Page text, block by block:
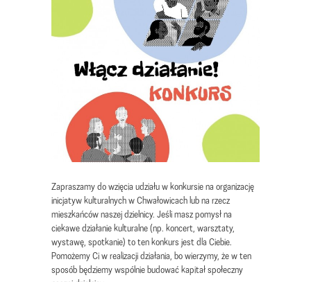
Zapraszamy do wzięcia udziału w konkursie na organizację
inicjatyw kulturalnych w Chwałowicach lub na rzecz
mieszkańców naszej dzielnicy. Jeśli masz pomysł na
ciekawe działanie kulturalne (np. koncert, warsztaty,
wystawę, spotkanie) to ten konkurs jest dla Ciebie.
Pomożemy Ci w realizacji działania, bo wierzymy, że w ten
sposób będziemy wspólnie budować kapitał społeczny